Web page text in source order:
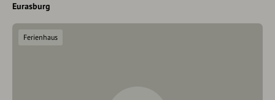
Eurasburg
Ferienhaus